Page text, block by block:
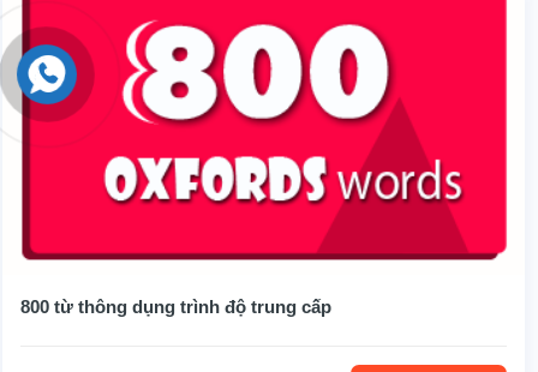
800 từ thông dụng trình độ trung cấp